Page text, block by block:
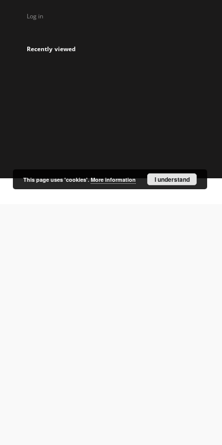
Log in
Recently viewed
This page uses 'cookies'.More information I understand